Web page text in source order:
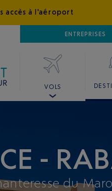
accès à l'aéroport
ENTREPRISES
VOLS
-
du